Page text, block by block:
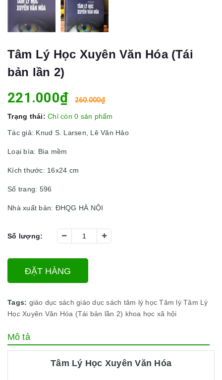
Tâm Lý Học Xuyên Văn Hóa (Tái
bản lần 2)
221.000₫ 260.000₫
Trạng thái: Chỉ còn 0 sản phẩm
Tác giả: Knud S. Larsen, Lê Văn Hảo
Loại bìa: Bìa mềm
Kích thước: 16x24 cm
Số trang: 596
Nhà xuất bản: ĐHQG HÀ NỘI
Số lượng:
ĐẶT HÀNG
Tags: giáo dục sách giáo dục sách tâm lý học Tâm lý Tâm Lý
Học Xuyên Văn Hóa (Tái bản lần 2) khoa học xã hội
Mô tả
Tâm Lý Học Xuyên Văn Hóa